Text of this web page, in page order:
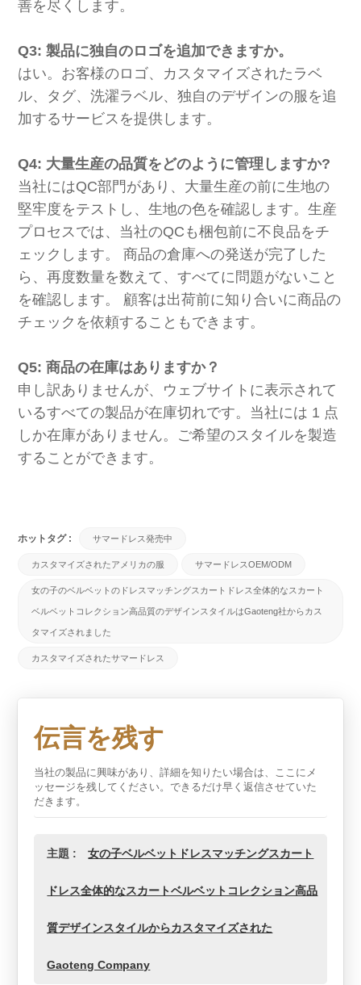
善を尽くします。
Q3: 製品に独自のロゴを追加できますか。
はい。お客様のロゴ、カスタマイズされたラベ
ル、タグ、洗濯ラベル、独自のデザインの服を追
加するサービスを提供します。
Q4: 大量生産の品質をどのように管理しますか?
当社にはQC部門があり、大量生産の前に生地の
堅牢度をテストし、生地の色を確認します。生産
プロセスでは、当社のQCも梱包前に不良品をチ
ェックします。 商品の倉庫への発送が完了した
ら、再度数量を数えて、すべてに問題がないこと
を確認します。 顧客は出荷前に知り合いに商品の
チェックを依頼することもできます。
Q5: 商品の在庫はありますか？
申し訳ありませんが、ウェブサイトに表示されて
いるすべての製品が在庫切れです。当社には 1 点
しか在庫がありません。ご希望のスタイルを製造
することができます。
ホットタグ : サマードレス発売中
カスタマイズされたアメリカの服 サマードレスOEM/ODM
女の子のベルベットのドレスマッチングスカートドレス全体的なスカート
ベルベットコレクション高品質のデザインスタイルはgaoteng社からカス
タマイズされました
カスタマイズされたサマードレス
伝言を残す
当社の製品に興味があり、詳細を知りたい場合は、ここにメ
ッセージを残してください。できるだけ早く返信させていた
だきます。
主題 : 女の子ベルベットドレスマッチングスカート
ドレス全体的なスカートベルベットコレクション高品
質デザインスタイルからカスタマイズされた
Gaoteng Company